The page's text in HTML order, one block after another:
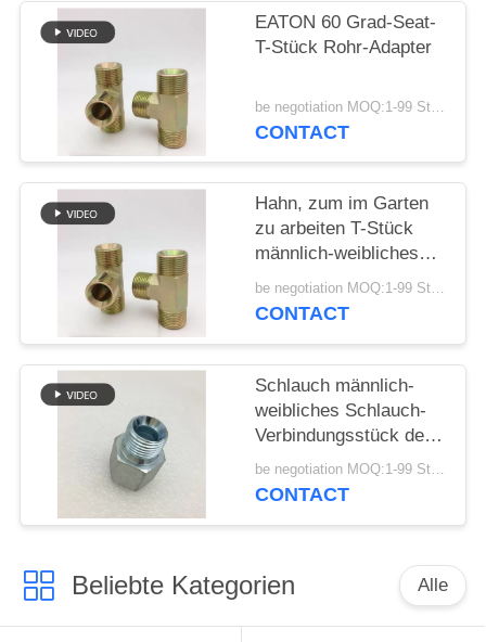
SITEMAP
PRIVACY
POLICY
EATON 60 Grad-Seat-
T-Stück Rohr-Adapter
be negotiation MOQ:1-99 Stücke
CONTACT
Hahn, zum im Garten
zu arbeiten T-Stück
männlich-weibliches
Schlauch-
Verbindungsstück 60
be negotiation MOQ:1-99 Stücke
CONTACT
Schlauch männlich-
weibliches Schlauch-
Verbindungsstück des
Hahn-Düse G1/2“
be negotiation MOQ:1-99 Stücke
CONTACT
Beliebte Kategorien Alle